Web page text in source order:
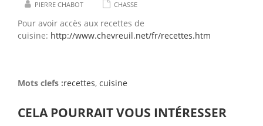
PIERRE CHABOT CHASSE
Pour avoir accès aux recettes de
cuisine: http://www.chevreuil.net/fr/recettes.htm
Mots clefs :recettes, cuisine
CELA POURRAIT VOUS INTÉRESSER